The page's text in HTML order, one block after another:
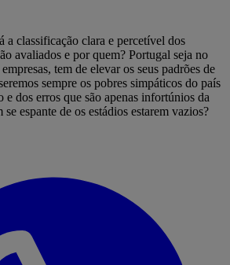
a classificação clara e percetível dos
avaliados e por quem? Portugal seja no
tem de elevar os seus padrões de
sempre os pobres simpáticos do país
dos erros que são apenas infortúnios da
espante de os estádios estarem vazios?